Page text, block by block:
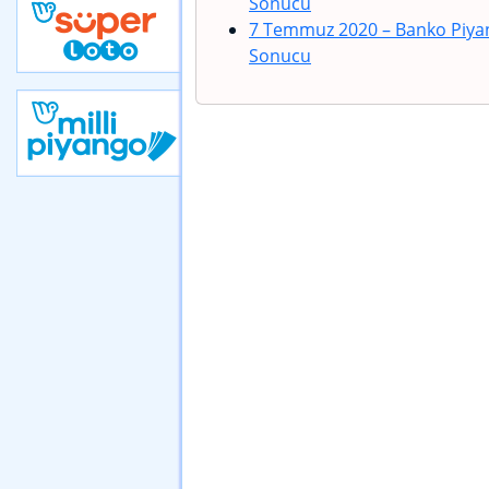
7 Temmuz 2020 – Banko
Sonucu